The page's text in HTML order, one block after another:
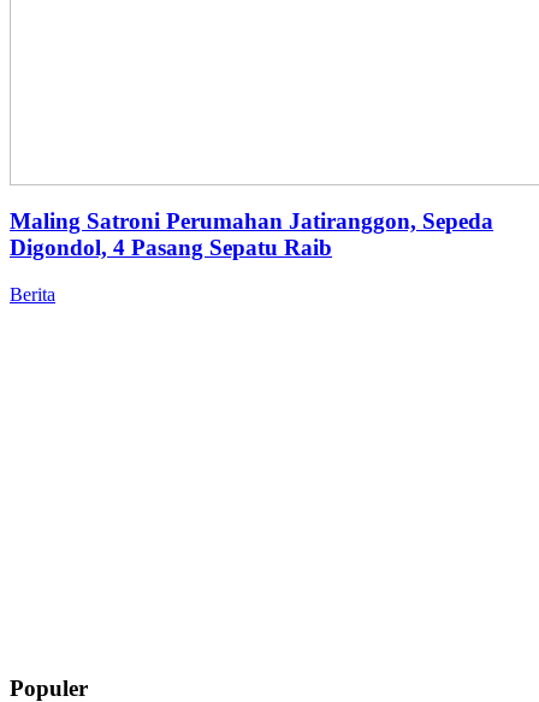
Maling Satroni Perumahan Jatiranggon, Sepeda
Digondol, 4 Pasang Sepatu Raib
Berita
Populer